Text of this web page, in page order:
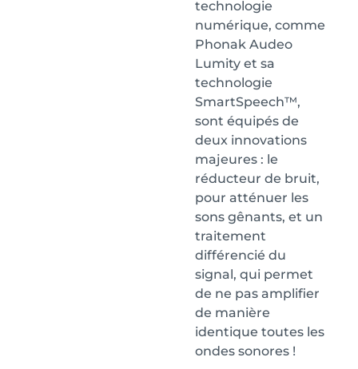
technologie
numérique, comme
Phonak Audeo
Lumity et sa
technologie
SmartSpeech™,
sont équipés de
deux innovations
majeures : le
réducteur de bruit,
pour atténuer les
sons gênants, et un
traitement
différencié du
signal, qui permet
de ne pas amplifier
de manière
identique toutes les
ondes sonores !